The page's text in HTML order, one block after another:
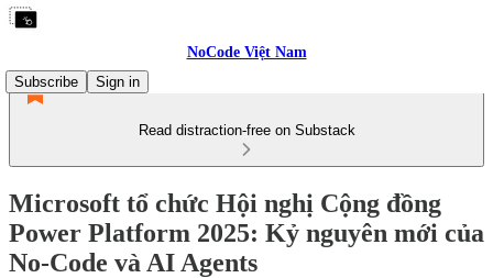
NoCode Việt Nam
Subscribe
Sign in
Read distraction-free on Substack
Microsoft tổ chức Hội nghị Cộng đồng
Power Platform 2025: Kỷ nguyên mới của
No-Code và AI Agents